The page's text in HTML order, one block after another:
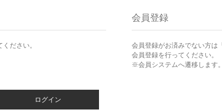
ださい。
ログイン
会員登録
会員登録がお済みでない方は
会員登録を行ってください。
※会員システムへ遷移します。